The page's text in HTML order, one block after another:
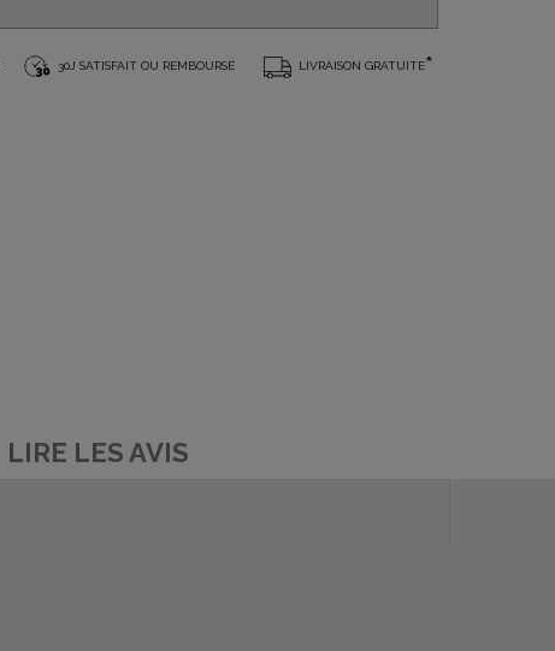
30J SATISFAIT OU REMBOURSÉ LIVRAISON GRATUITE*
LIRE LES AVIS